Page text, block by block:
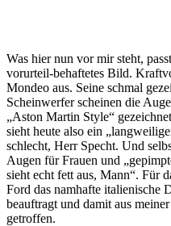
Was hier nun vor mir steht,
vorurteil-behaftetes Bild.
Mondeo aus. Seine schmal
Scheinwerfer scheinen die
„Aston Martin Style“
sieht heute also ein
schlecht, Herr Specht. Und
Augen für Frauen und
sieht echt fett aus, Mann“. Für
Ford das namhafte italienische
beauftragt und damit aus
getroffen.